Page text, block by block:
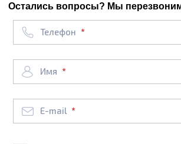
Остались вопросы? Мы
Телефон
Имя
E-mail